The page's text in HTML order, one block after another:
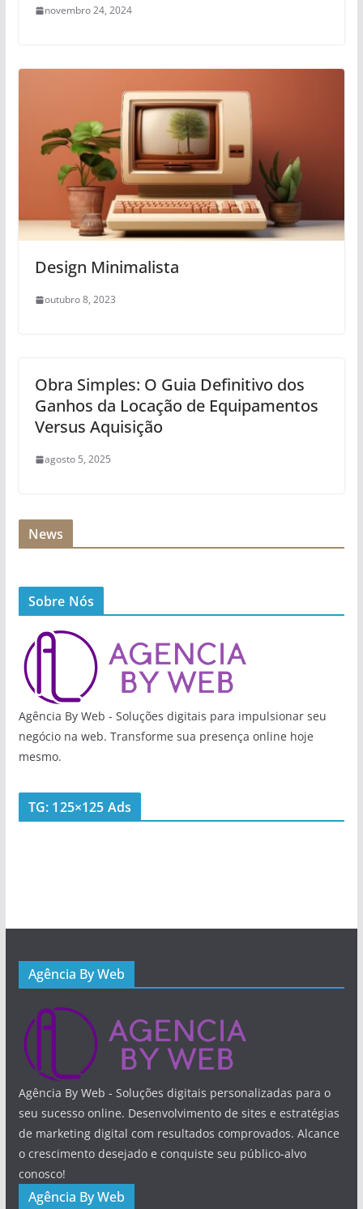
novembro 24, 2024
Design Minimalista
outubro 8, 2023
Obra Simples: O Guia Definitivo dos
Ganhos da Locação de Equipamentos
Versus Aquisição
agosto 5, 2025
News
Sobre Nós
Agência By Web - Soluções digitais para impulsionar seu
negócio na web. Transforme sua presença online hoje
mesmo.
TG: 125×125 Ads
Agência By Web
Agência By Web - Soluções digitais personalizadas para o
seu sucesso online. Desenvolvimento de sites e estratégias
de marketing digital com resultados comprovados. Alcance
o crescimento desejado e conquiste seu público-alvo
conosco!
Agência By Web